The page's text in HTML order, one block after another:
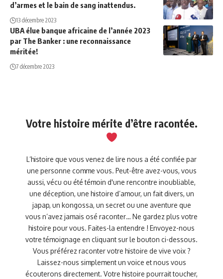
d’armes et le bain de sang inattendus.
13 décembre 2023
UBA élue banque africaine de l’année 2023
par The Banker : une reconnaissance
méritée!
7 décembre 2023
Votre histoire mérite d’être racontée.
L’histoire que vous venez de lire nous a été confiée par
une personne comme vous. Peut-être avez-vous, vous
aussi, vécu ou été témoin d'une rencontre inoubliable,
une déception, une histoire d’amour, un fait divers, un
japap, un kongossa, un secret ou une aventure que
vous n’avez jamais osé raconter… Ne gardez plus votre
histoire pour vous. Faites-la entendre ! Envoyez-nous
votre témoignage en cliquant sur le bouton ci-dessous.
Vous préférez raconter votre histoire de vive voix ?
Laissez-nous simplement un voice et nous vous
écouterons directement. Votre histoire pourrait toucher,